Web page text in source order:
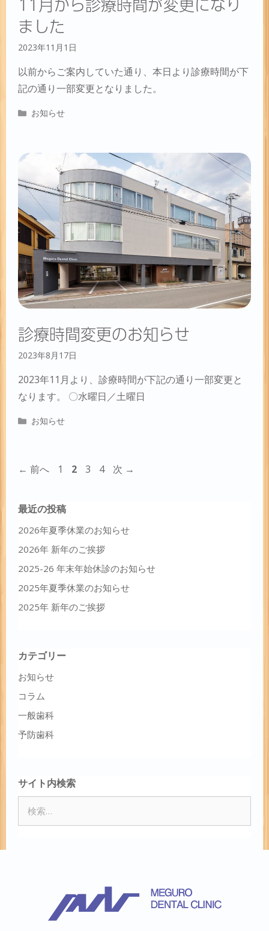
ました
2023年11月1日
以前からご案内していた通り、本日より診療時間が下
記の通り一部変更となりました。
カ
お知らせ
診療時間変更のお知らせ
2023年8月17日
2023年11月より、診療時間が下記の通り一部変更と
なります。 〇水曜日／土曜日
カ
ー
お知らせ
← 前へ
ペ
ジ
1
ペ
2
ペ
3
ペ
4 次 →
最近の投稿
2026年夏季休業のお知らせ
2026年 新年のご挨拶
2025-26 年末年始休診のお知らせ
2025年夏季休業のお知らせ
2025年 新年のご挨拶
カテゴリー
お知らせ
コラム
一般歯科
予防歯科
サイト内検索